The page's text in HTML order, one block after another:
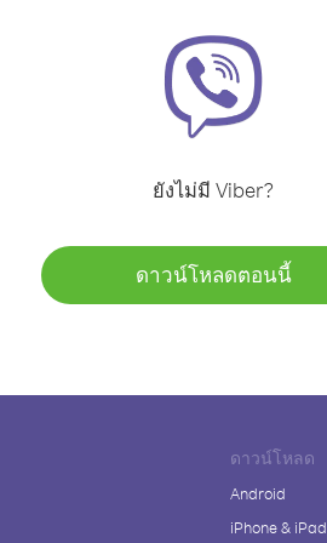
ยังไม่มี Viber?
ดาวน์โหลดตอนนี้
ดาวน์โหลด
Android
iPhone & iPad